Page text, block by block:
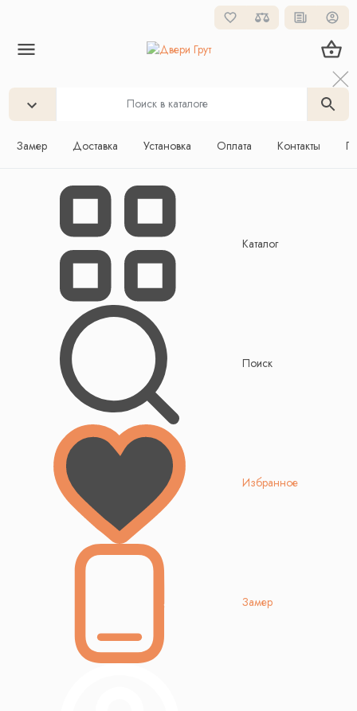
Замер Доставка Установка Оплата Контакты
Каталог
Поиск
Избранное
Замер